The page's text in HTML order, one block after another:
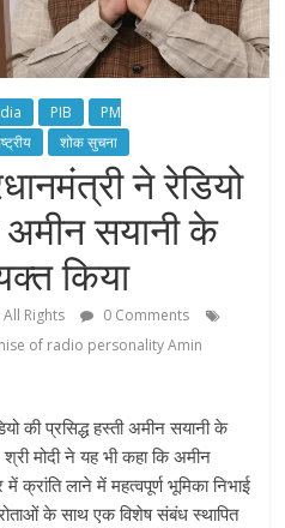
PIB
PM
शोक सुचना
ने रेडियो
अमीन सयानी के
किया
Rights
0 Comments
of radio personality Amin
की प्रसिद्ध हस्ती अमीन सयानी के
मोदी ने यह भी कहा कि अमीन
क्रांति लाने में महत्वपूर्ण भूमिका निभाई
के साथ एक विशेष संबंध स्‍थापित